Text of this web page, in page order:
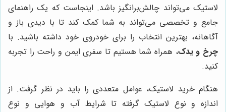
لاستیک می‌تواند چالش‌برانگیز باشد. اینجاست که یک راهنمای
جامع و تخصصی می‌تواند به شما کمک کند تا با دیدی باز و
آگاهانه، بهترین انتخاب را برای خودروی خود داشته باشید. با
چرخ و یدک، همراه شما هستیم تا سفری ایمن و راحت را تجربه
کنید.
هنگام خرید لاستیک، عوامل متعددی را باید در نظر گرفت. از
اندازه و نوع لاستیک گرفته تا شرایط آب و هوایی و نوع